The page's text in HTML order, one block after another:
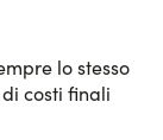
lo stesso
costi finali